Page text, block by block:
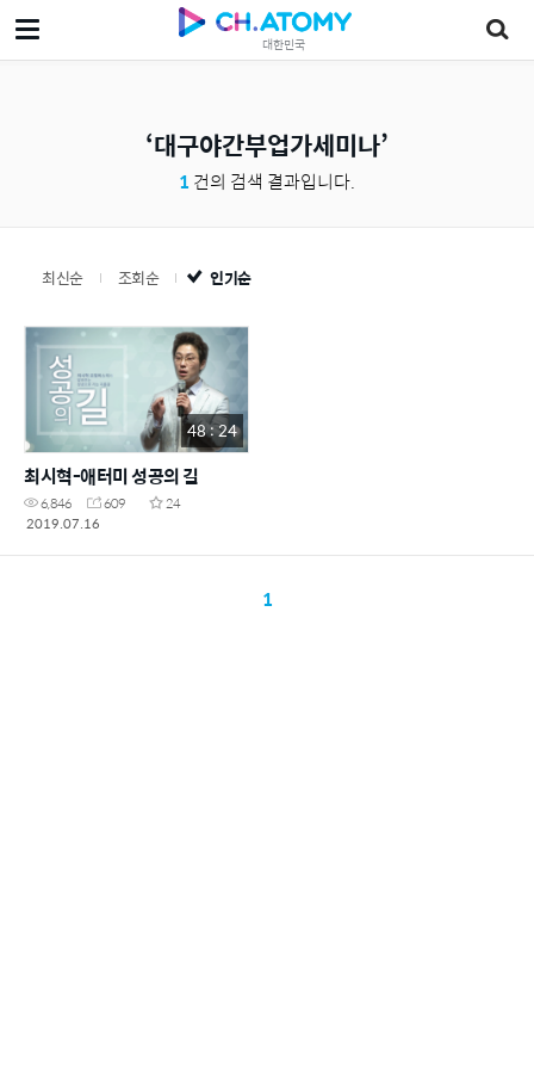
대한민국
대구야간부업가세미나
1 건의 검색 결과입니다.
최신순 조회순 인기순
48 : 24
최시혁-애터미 성공의 길
6,846 609
24
2019.07.16
1